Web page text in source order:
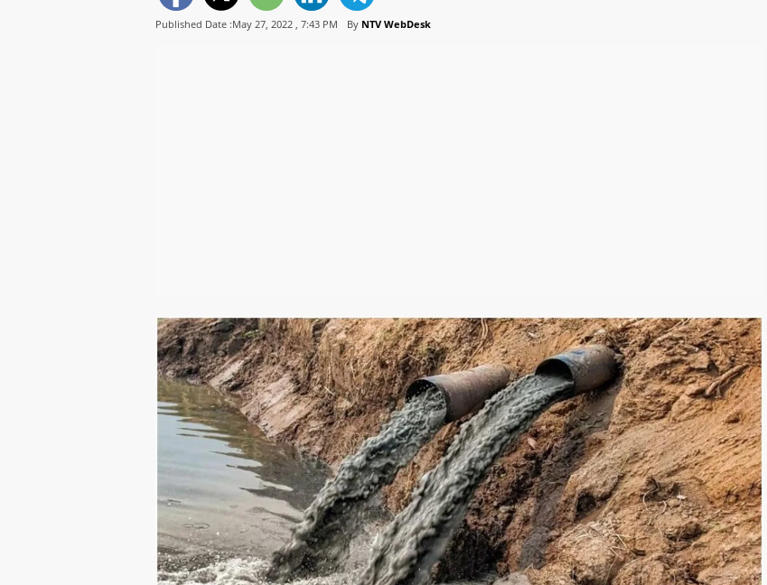
Published Date :May 27, 2022 , 7:43 PM By NTV WebDesk